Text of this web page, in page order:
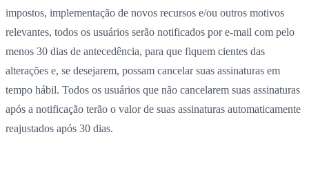
impostos, implementação de novos recursos e/ou outros motivos
relevantes, todos os usuários serão notificados por e-mail com pelo
menos 30 dias de antecedência, para que fiquem cientes das
alterações e, se desejarem, possam cancelar suas assinaturas em
tempo hábil. Todos os usuários que não cancelarem suas assinaturas
após a notificação terão o valor de suas assinaturas automaticamente
reajustados após 30 dias.